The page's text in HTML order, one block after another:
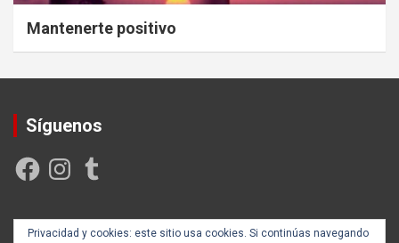
Mantenerte positivo
Síguenos
FacebookInstagramTumblr
Privacidad y cookies: este sitio usa cookies. Si continúas navegando
Creada y posicionada por Rogama Informática